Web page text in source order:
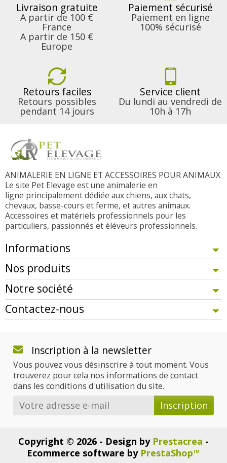
Livraison gratuite
A partir de 100 €
France
A partir de 150 €
Europe
Paiement sécurisé
Paiement en ligne
100% sécurisé
Retours faciles
Retours possibles
pendant 14 jours
Service client
Du lundi au vendredi de
10h à 17h
ANIMALERIE EN LIGNE ET ACCESSOIRES POUR ANIMAUX
Le site Pet Elevage est une animalerie en
ligne principalement dédiée aux chiens, aux chats,
chevaux, basse-cours et ferme, et autres animaux.
Accessoires et matériels professionnels pour les
particuliers, passionnés et éléveurs professionnels.
Informations
Nos produits
Notre société
Contactez-nous
Inscription à la newsletter
Vous pouvez vous désinscrire à tout moment. Vous
trouverez pour cela nos informations de contact
dans les conditions d'utilisation du site.
Copyright © 2026 - Design by Prestacrea -
Ecommerce software by PrestaShop™